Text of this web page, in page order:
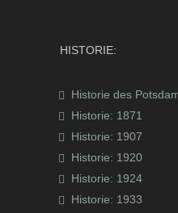
HISTORIE:
Historie des
Historie: 1871
Historie: 1907
Historie: 1920
Historie: 1924
Historie: 1933